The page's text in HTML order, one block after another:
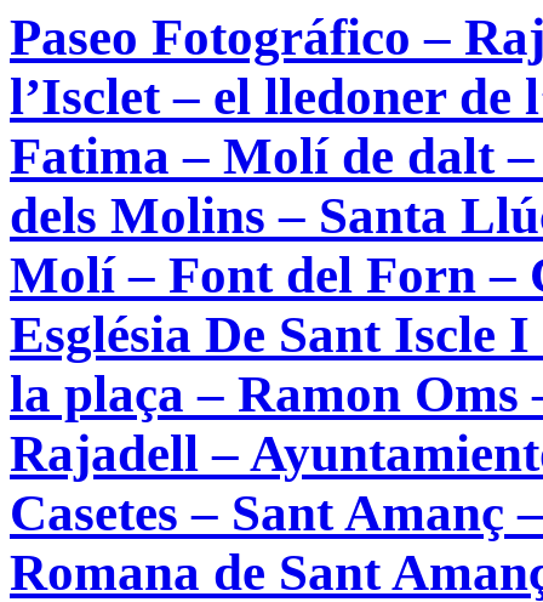
Paseo Fotográfico –
l’Isclet – el lledoner de
Fatima – Molí de dalt
dels Molins – Santa
Molí – Font del Forn –
Església De Sant Iscle
la plaça – Ramon Oms
Rajadell –
Casetes – Sant Amanç
Romana de Sant